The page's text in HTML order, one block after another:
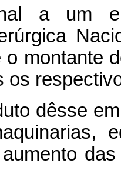
a um
o montante
os
dêsse